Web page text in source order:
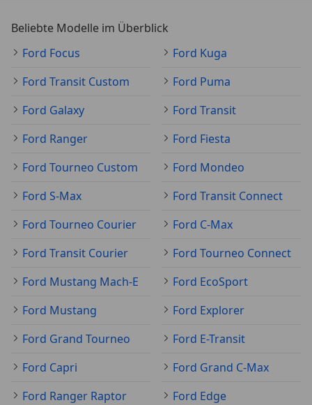
Beliebte Modelle im Überblick
Ford Focus
Ford Kuga
Ford Transit Custom
Ford Puma
Ford Galaxy
Ford Transit
Ford Ranger
Ford Fiesta
Ford Tourneo Custom
Ford Mondeo
Ford S-Max
Ford Transit Connect
Ford Tourneo Courier
Ford C-Max
Ford Transit Courier
Ford Tourneo Connect
Ford Mustang Mach-E
Ford EcoSport
Ford Mustang
Ford Explorer
Ford Grand Tourneo
Ford E-Transit
Ford Capri
Ford Grand C-Max
Ford Ranger Raptor
Ford Edge